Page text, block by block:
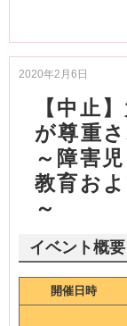
2020年2月6日
【中止
が尊重
～障害
教育お
～
イベント概要
開催日時